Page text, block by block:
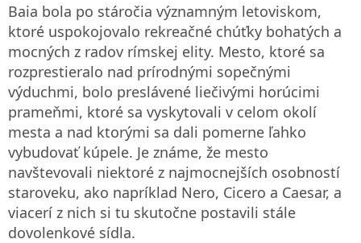
Baia bola po stáročia významným letoviskom,
ktoré uspokojovalo rekreačné chúťky bohatých a
mocných z radov rímskej elity. Mesto, ktoré sa
rozprestieralo nad prírodnými sopečnými
výduchmi, bolo preslávené liečivými horúcimi
prameňmi, ktoré sa vyskytovali v celom okolí
mesta a nad ktorými sa dali pomerne ľahko
vybudovať kúpele. Je známe, že mesto
navštevovali niektoré z najmocnejších osobností
staroveku, ako napríklad Nero, Cicero a Caesar, a
viacerí z nich si tu skutočne postavili stále
dovolenkové sídla.